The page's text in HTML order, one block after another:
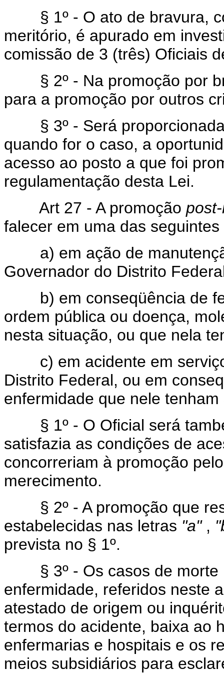
§ 1º - O ato de bravura,
meritório, é apurado em
comissão de 3 (três) Oficiais
§ 2º - Na promoção por
para a promoção por outros
§ 3º - Será
quando for o caso, a
acesso ao posto a que foi
regulamentação desta Lei.
Art 27 - A promoção
falecer em uma das
a) em ação de
Governador do Distrito
b) em conseqüência de
ordem pública ou doença,
nesta situação, ou que nela
c) em acidente em
Distrito Federal, ou em
enfermidade que nele
§ 1º - O Oficial será
satisfazia as condições de
concorreriam à promoção
merecimento.
§ 2º - A promoção que
estabelecidas nas letras "a",
prevista no § 1º.
§ 3º - Os casos de morte
enfermidade, referidos neste
atestado de origem ou
termos do acidente, baixa ao
enfermarias e hospitais e os
meios subsidiários para